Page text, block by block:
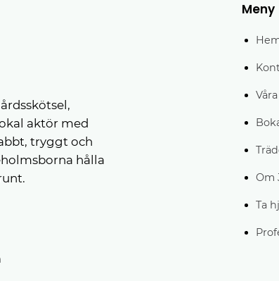
aktör med
tryggt och
hålla
Meny
Om
Ta